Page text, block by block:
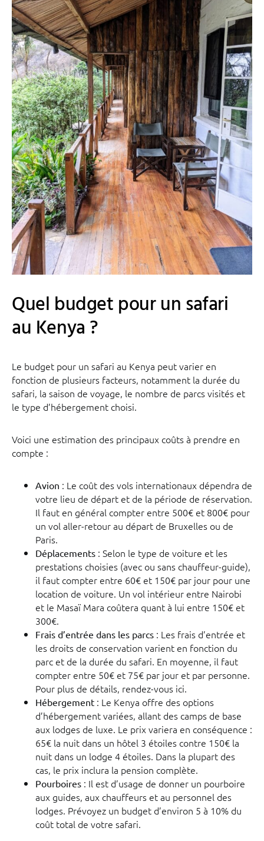
Quel budget pour un safari
au Kenya ?
Le budget pour un safari au Kenya peut varier en
fonction de plusieurs facteurs, notamment la durée du
safari, la saison de voyage, le nombre de parcs visités et
le type d’hébergement choisi.
Voici une estimation des principaux coûts à prendre en
compte :
Avion : Le coût des vols internationaux dépendra de
votre lieu de départ et de la période de réservation.
Il faut en général compter entre 500€ et 800€ pour
un vol aller-retour au départ de Bruxelles ou de
Paris.
Déplacements : Selon le type de voiture et les
prestations choisies (avec ou sans chauffeur-guide),
il faut compter entre 60€ et 150€ par jour pour une
location de voiture. Un vol intérieur entre Nairobi
et le Masaï Mara coûtera quant à lui entre 150€ et
300€.
Frais d’entrée dans les parcs : Les frais d’entrée et
les droits de conservation varient en fonction du
parc et de la durée du safari. En moyenne, il faut
compter entre 50€ et 75€ par jour et par personne.
Pour plus de détails, rendez-vous ici.
Hébergement : Le Kenya offre des options
d’hébergement variées, allant des camps de base
aux lodges de luxe. Le prix variera en conséquence :
65€ la nuit dans un hôtel 3 étoiles contre 150€ la
nuit dans un lodge 4 étoiles. Dans la plupart des
cas, le prix inclura la pension complète.
Pourboires : Il est d’usage de donner un pourboire
aux guides, aux chauffeurs et au personnel des
lodges. Prévoyez un budget d’environ 5 à 10% du
coût total de votre safari.